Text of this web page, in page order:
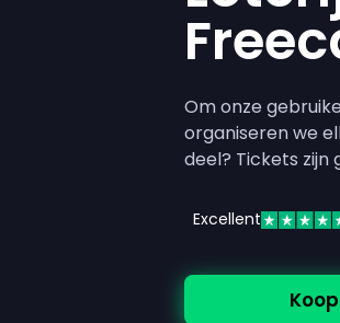
Om onze
organiseren we
deel? Tickets zijn
Excellent